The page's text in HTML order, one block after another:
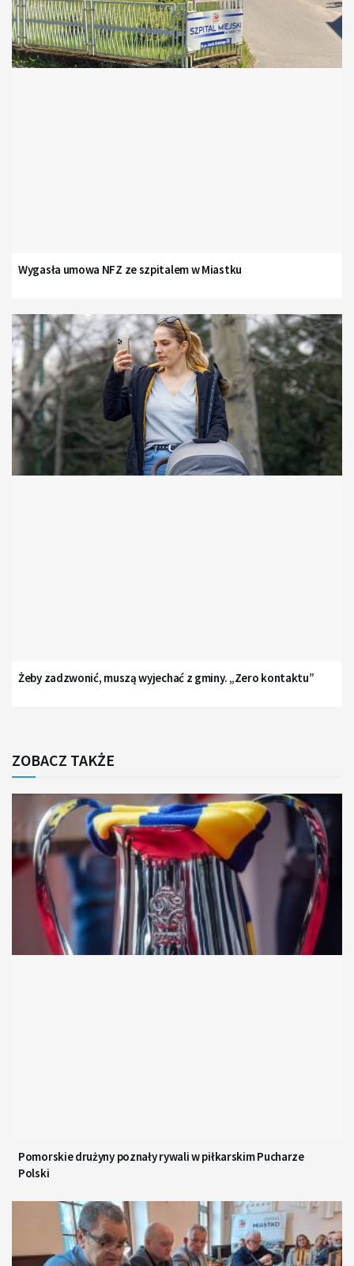
Wygasła umowa NFZ ze szpitalem w Miastku
Żeby zadzwonić, muszą wyjechać z gminy. „Zero kontaktu”
ZOBACZ TAKŻE
Pomorskie drużyny poznały rywali w piłkarskim Pucharze
Polski